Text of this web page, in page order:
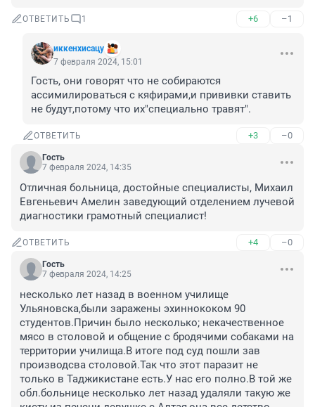
ОТВЕТИТЬ 1 +6 –1
иккенхисацу
7 февраля 2024, 15:01
Гость, они говорят что не собираются
ассимилироваться с кяфирами,и прививки ставить
не будут,потому что их"специально травят".
ОТВЕТИТЬ +3 –0
Гость
7 февраля 2024, 14:35
Отличная больница, достойные специалисты, Михаил
Евгеньевич Амелин заведующий отделением лучевой
диагностики грамотный специалист!
ОТВЕТИТЬ +4 –0
Гость
7 февраля 2024, 14:25
несколько лет назад в военном училище
Ульяновска,были заражены эхиннококом 90
студентов.Причин было несколько; некачественное
мясо в столовой и общение с бродячими собаками на
территории училища.В итоге под суд пошли зав
производсва столовой.Так что этот паразит не
только в Таджикистане есть.У нас его полно.В той же
обл.больнице несколько лет назад удаляли такую же